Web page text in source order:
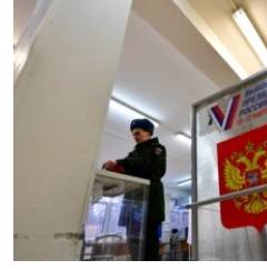
СЛЕДЕТЕ НЕ
РСЕ веб страници